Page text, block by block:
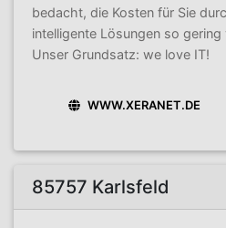
bedacht, die Kosten für Sie
intelligente Lösungen so
Unser Grundsatz: we love IT!
WWW.XERANET.DE
85757 Karlsfeld